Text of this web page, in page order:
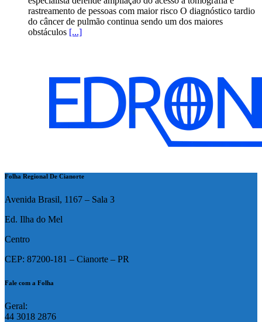
rastreamento de pessoas com maior risco O diagnóstico tardio
do câncer de pulmão continua sendo um dos maiores
obstáculos [...]
Folha Regional De Cianorte
Avenida Brasil, 1167 – Sala 3
Ed. Ilha do Mel
Centro
CEP: 87200-181 – Cianorte – PR
Fale com a Folha
Geral:
44 3018 2876